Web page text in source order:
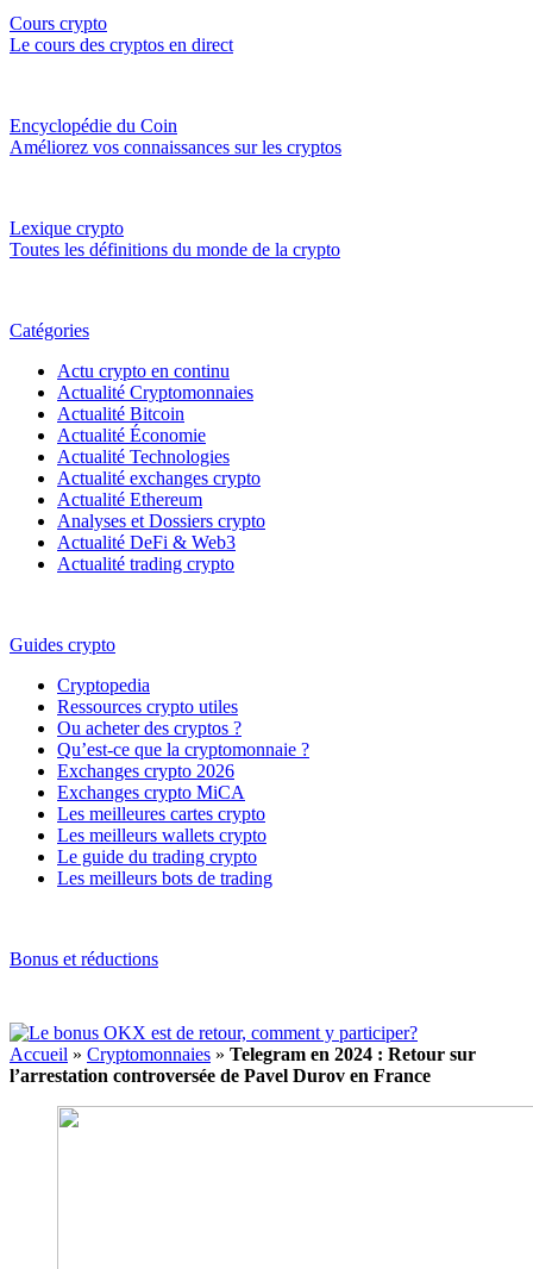
Cours crypto
Le cours des cryptos en direct
Encyclopédie du Coin
Améliorez vos connaissances sur les cryptos
Lexique crypto
Toutes les définitions du monde de la crypto
Catégories
Actu crypto en continu
Actualité Cryptomonnaies
Actualité Bitcoin
Actualité Économie
Actualité Technologies
Actualité exchanges crypto
Actualité Ethereum
Analyses et Dossiers crypto
Actualité DeFi & Web3
Actualité trading crypto
Guides crypto
Cryptopedia
Ressources crypto utiles
Ou acheter des cryptos ?
Qu’est-ce que la cryptomonnaie ?
Exchanges crypto 2026
Exchanges crypto MiCA
Les meilleures cartes crypto
Les meilleurs wallets crypto
Le guide du trading crypto
Les meilleurs bots de trading
Bonus et réductions
Accueil » Cryptomonnaies » Telegram en 2024 : Retour sur
l’arrestation controversée de Pavel Durov en France